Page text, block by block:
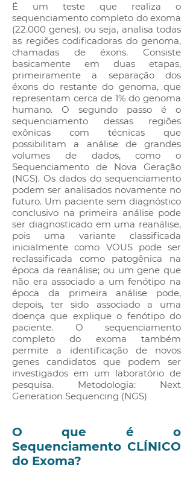
​​É um teste que realiza o
sequenciamento completo do exoma
(22.000 genes), ou seja, analisa todas
as regiões codificadoras do genoma,
chamadas de éxons. Consiste
basicamente em duas etapas,
primeiramente a separação dos
éxons do restante do genoma, que
representam cerca de 1% do genoma
humano. O segundo passo é o
sequenciamento dessas regiões
exônicas com técnicas que
possibilitam a análise de grandes
volumes de dados, como o
Sequenciamento de Nova Geração
(NGS). Os dados do sequenciamento
podem ser analisados novamente no
futuro. Um paciente sem diagnóstico
conclusivo na primeira análise pode
ser diagnosticado em uma reanálise,
pois uma variante classificada
inicialmente como VOUS pode ser
reclassificada como patogênica na
época da reanálise; ou um gene que
não era associado a um fenótipo na
época da primeira análise pode,
depois, ter sido associado a uma
doença que explique o fenótipo do
paciente. O sequenciamento
completo do exoma também
permite a identificação de novos
genes candidatos que podem ser
investigados em um laboratório de
pesquisa. Metodologia: Next
Generation Sequencing (NGS)
O que é o
Sequenciamento CLÍNICO
do Exoma?